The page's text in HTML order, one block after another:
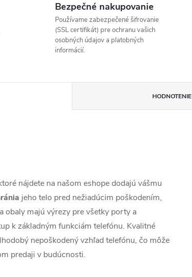
Bezpečné nakupovanie
Používame zabezpečené šifrovanie
(SSL certifikát) pre ochranu vašich
osobných údajov a platobných
informácií.
HODNOTENIE
nájdete na našom eshope dodajú vášmu
jeho telo pred nežiadúcim poškodením,
obaly majú výrezy pre všetky porty a
k základným funkciám telefónu. Kvalitné
nepoškodený vzhľad telefónu, čo môže
predaji v budúcnosti.